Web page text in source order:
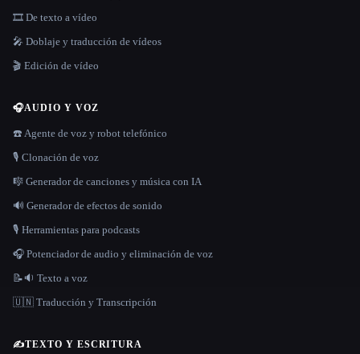
🎞️ De texto a vídeo
🎤 Doblaje y traducción de vídeos
🎬 Edición de vídeo
🎧AUDIO Y VOZ
☎️ Agente de voz y robot telefónico
🎙️ Clonación de voz
🎼 Generador de canciones y música con IA
🔊 Generador de efectos de sonido
🎙️ Herramientas para podcasts
🎧 Potenciador de audio y eliminación de voz
📝🔉 Texto a voz
🇺🇳 Traducción y Transcripción
✍️TEXTO Y ESCRITURA